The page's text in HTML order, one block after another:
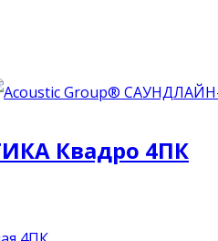
Квадро 4ПК